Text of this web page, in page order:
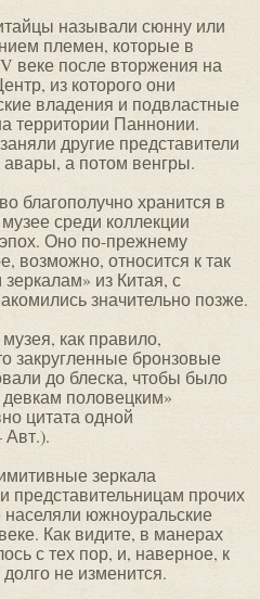
называли сюнну или
племен, которые в
веке после вторжения на
из которого они
владения и подвластные
территории Паннонии.
другие представители
а потом венгры.
благополучно хранится в
среди коллекции
Оно по-прежнему
возможно, относится к так
из Китая, с
значительно позже.
как правило,
закругленные бронзовые
до блеска, чтобы было
половецким»
цитата одной
Авт.).
зеркала
представительницам прочих
южноуральские
Как видите, в манерах
с тех пор, и, наверное, к
не изменится.